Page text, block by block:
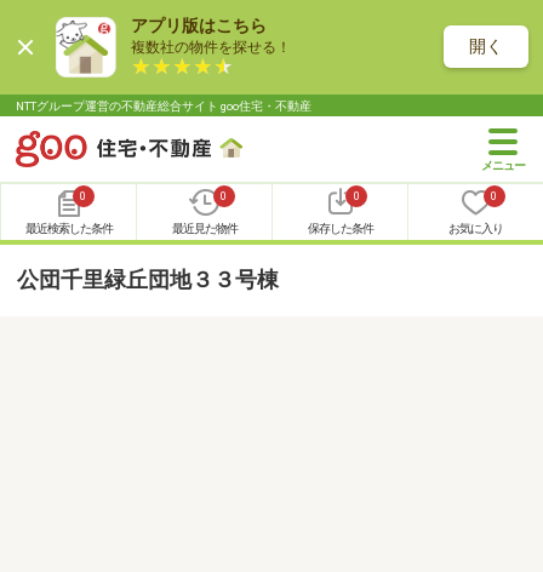
アプリ版はこちら
複数社の物件を探せる！ 開く
NTTグループ運営の不動産総合サイト goo住宅・不動産
0
最近検索した条件
0
最近見た物件
0
保存した条件
0
お気に入り
公団千里緑丘団地３３号棟